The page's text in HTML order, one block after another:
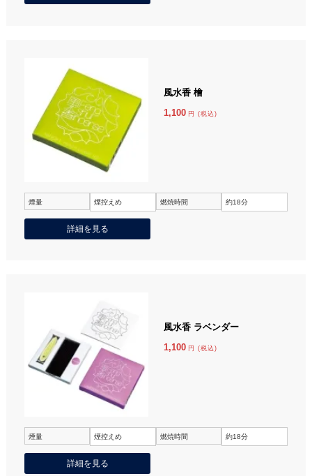
風水香 檜
1,100 円 (税込)
煙量 煙控えめ 燃焼時間 約18分
詳細を見る
風水香 ラベンダー
1,100 円 (税込)
煙量 煙控えめ 燃焼時間 約18分
詳細を見る